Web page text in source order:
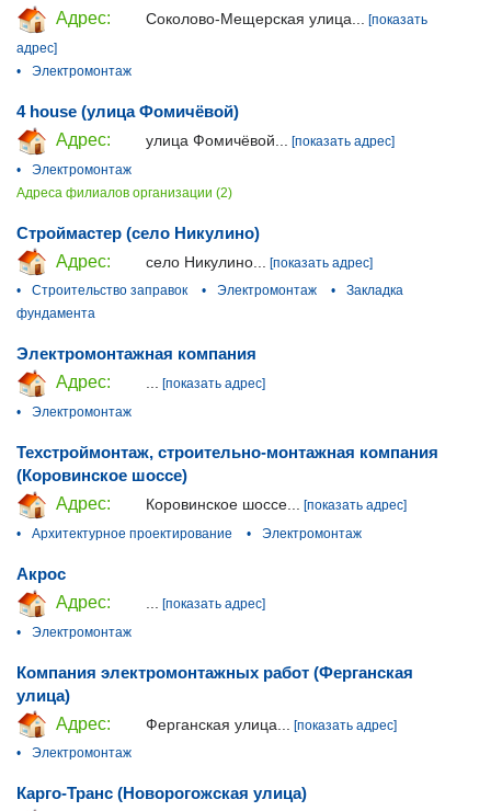
Адрес:
Соколово-Мещерская улица...
[показать
адрес]
•
Электромонтаж
4 house (улица Фомичёвой)
Адрес:
улица Фомичёвой...
[показать адрес]
•
Электромонтаж
Адреса филиалов организации (2)
Строймастер (село Никулино)
Адрес:
село Никулино...
[показать адрес]
•
Строительство заправок • Электромонтаж •
Закладка
фундамента
Электромонтажная компания
Адрес:
... [показать адрес]
•
Электромонтаж
Техстроймонтаж, строительно-монтажная компания
(Коровинское шоссе)
Адрес:
Коровинское шоссе...
[показать адрес]
•
Архитектурное проектирование • Электромонтаж
Акрос
Адрес:
[показать адрес]
•
Электромонтаж
Компания электромонтажных работ (Ферганская
улица)
Адрес:
Ферганская улица...
[показать адрес]
•
Электромонтаж
Карго-Транс (Новорогожская улица)